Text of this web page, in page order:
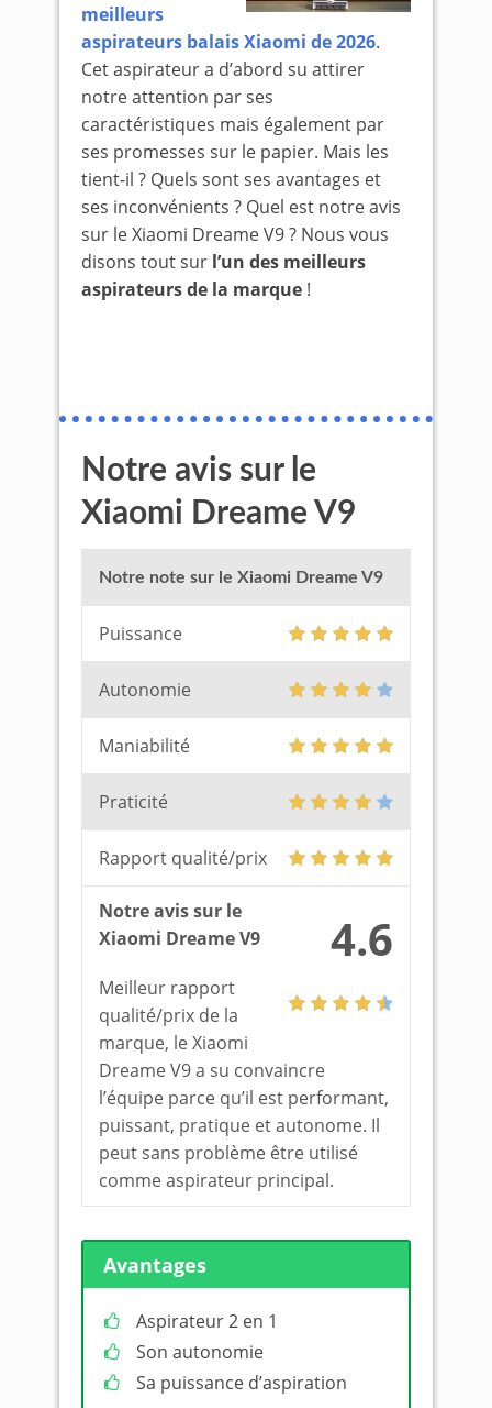
meilleurs
aspirateurs balais Xiaomi de 2026.
Cet aspirateur a d’abord su attirer
notre attention par ses
caractéristiques mais également par
ses promesses sur le papier. Mais les
tient-il ? Quels sont ses avantages et
ses inconvénients ? Quel est notre avis
sur le Xiaomi Dreame V9 ? Nous vous
disons tout sur l’un des meilleurs
aspirateurs de la marque !
Notre avis sur le
Xiaomi Dreame V9
Notre note sur le Xiaomi Dreame V9
Puissance
Autonomie
Maniabilité
Praticité
Rapport qualité/prix
4.6
Notre avis sur le
Xiaomi Dreame V9
Meilleur rapport
qualité/prix de la
marque, le Xiaomi
Dreame V9 a su convaincre
l’équipe parce qu’il est performant,
puissant, pratique et autonome. Il
peut sans problème être utilisé
comme aspirateur principal.
Avantages
Aspirateur 2 en 1
Son autonomie
Sa puissance d’aspiration